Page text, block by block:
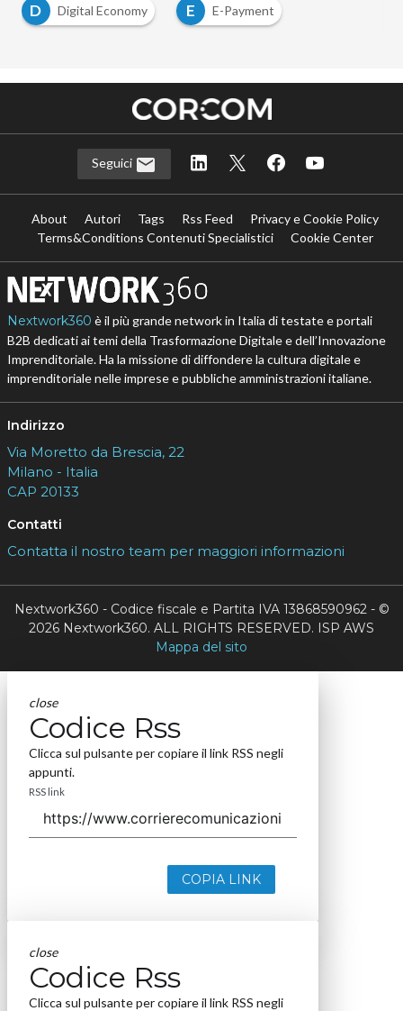
D
Digital Economy E E-Payment
Seguici
About Autori Tags Rss Feed
Privacy e Cookie Policy
Terms&Conditions Contenuti Specialistici
Cookie Center
Nextwork360 è il più grande network in Italia di testate e portali
B2B dedicati ai temi della Trasformazione Digitale e dell’Innovazione
Imprenditoriale. Ha la missione di diffondere la cultura digitale e
imprenditoriale nelle imprese e pubbliche amministrazioni italiane.
Indirizzo
Via Moretto da Brescia, 22
Milano - Italia
CAP 20133
Contatti
Contatta il nostro team per maggiori informazioni
Nextwork360 - Codice fiscale e Partita IVA 13868590962 - ©
2026 Nextwork360. ALL RIGHTS RESERVED. ISP AWS
Mappa del sito
close
Codice Rss
Clicca sul pulsante per copiare il link RSS negli
appunti.
RSS link
COPIA LINK
close
Codice Rss
Clicca sul pulsante per copiare il link RSS negli